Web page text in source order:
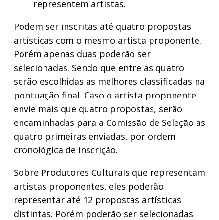
representem artistas.
Podem ser inscritas até quatro propostas
artísticas com o mesmo artista proponente.
Porém apenas duas poderão ser
selecionadas. Sendo que entre as quatro
serão escolhidas as melhores classificadas na
pontuação final. Caso o artista proponente
envie mais que quatro propostas, serão
encaminhadas para a Comissão de Seleção as
quatro primeiras enviadas, por ordem
cronológica de inscrição.
Sobre Produtores Culturais que representam
artistas proponentes, eles poderão
representar até 12 propostas artísticas
distintas. Porém poderão ser selecionadas